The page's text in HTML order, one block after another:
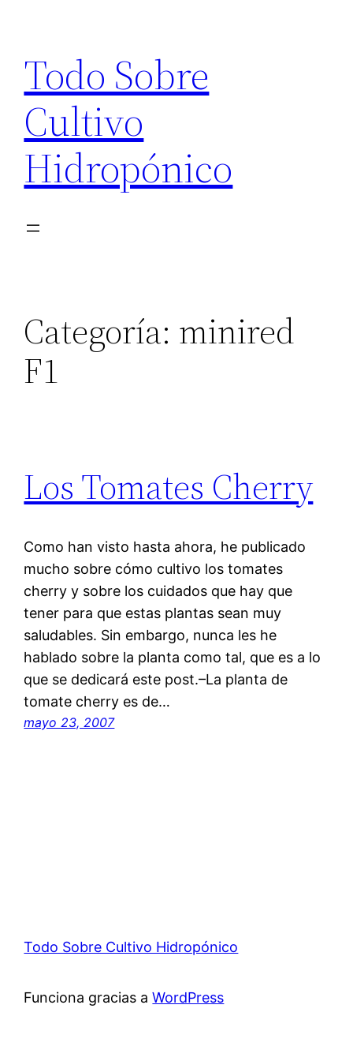
contenido
Todo Sobre
Cultivo
Hidropónico
Categoría: minired
F1
Los Tomates Cherry
Como han visto hasta ahora, he publicado
mucho sobre cómo cultivo los tomates
cherry y sobre los cuidados que hay que
tener para que estas plantas sean muy
saludables. Sin embargo, nunca les he
hablado sobre la planta como tal, que es a lo
que se dedicará este post.–La planta de
tomate cherry es de…
mayo 23, 2007
Todo Sobre Cultivo Hidropónico
Funciona gracias aWordPress